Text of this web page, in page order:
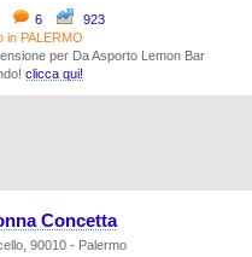
6
923
in PALERMO
per Da Asporto Lemon Bar
clicca qui!
Concetta
90010 - Palermo